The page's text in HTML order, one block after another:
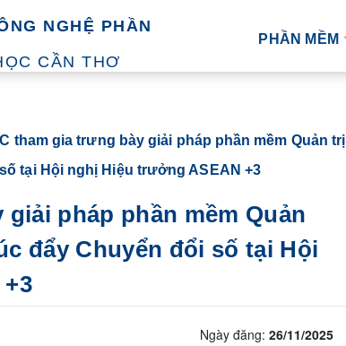
NGHỆ PHẦN
CẦN THƠ
PHẦN MỀM
tham gia trưng bày giải pháp phần mềm Quản trị
tại Hội nghị Hiệu trưởng ASEAN +3
pháp phần mềm Quản
đẩy Chuyển đổi số tại Hội
Ngày đăng: 26/11/2025